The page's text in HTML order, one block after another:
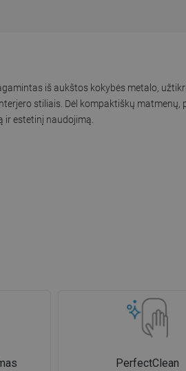
iš aukštos kokybės metalo,
stiliais. Dėl kompaktiškų matmenų,
ir estetinį naudojimą.
PerfectClean